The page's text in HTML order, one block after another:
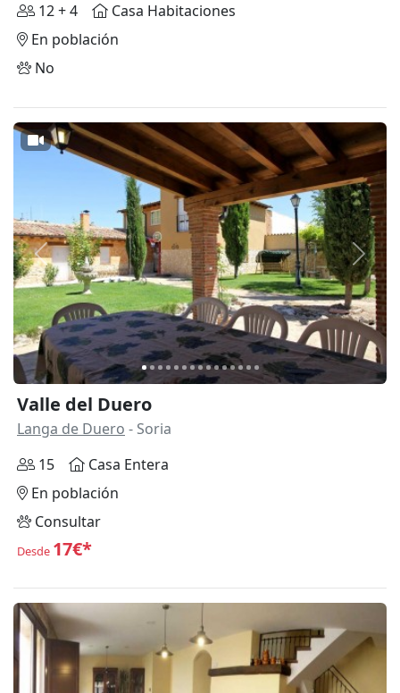
12 + 4
Casa Habitaciones
En población
No
Anterior
Valle del Duero
Langa de Duero - Soria
15
Casa Entera
En población
Consultar
Desde 17€*